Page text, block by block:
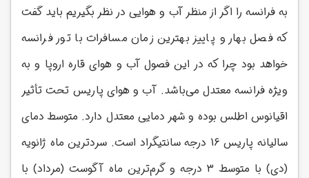
به فرانسه را اگر از منظر آب و هوایی در نظر بگیریم باید گفت
که فصل بهار و پاییز بهترین زمان مسافرات با تور فرانسه
خواهد بود چرا که در این فصول آب و هوای قاره اروپا و به
ویژه فرانسه معتدل می‌باشد. آب و هوای پاریس تحت تأثیر
اقیانوس اطلس بوده و شهر دمایی معتدل دارد. متوسط دمای
سالیانه پاریس 16 درجه سانتیگراد است. سردترین ماه ژانویه
(دی) با متوسط 3 درجه و گرم‌ترین ماه آگوست (مرداد) با